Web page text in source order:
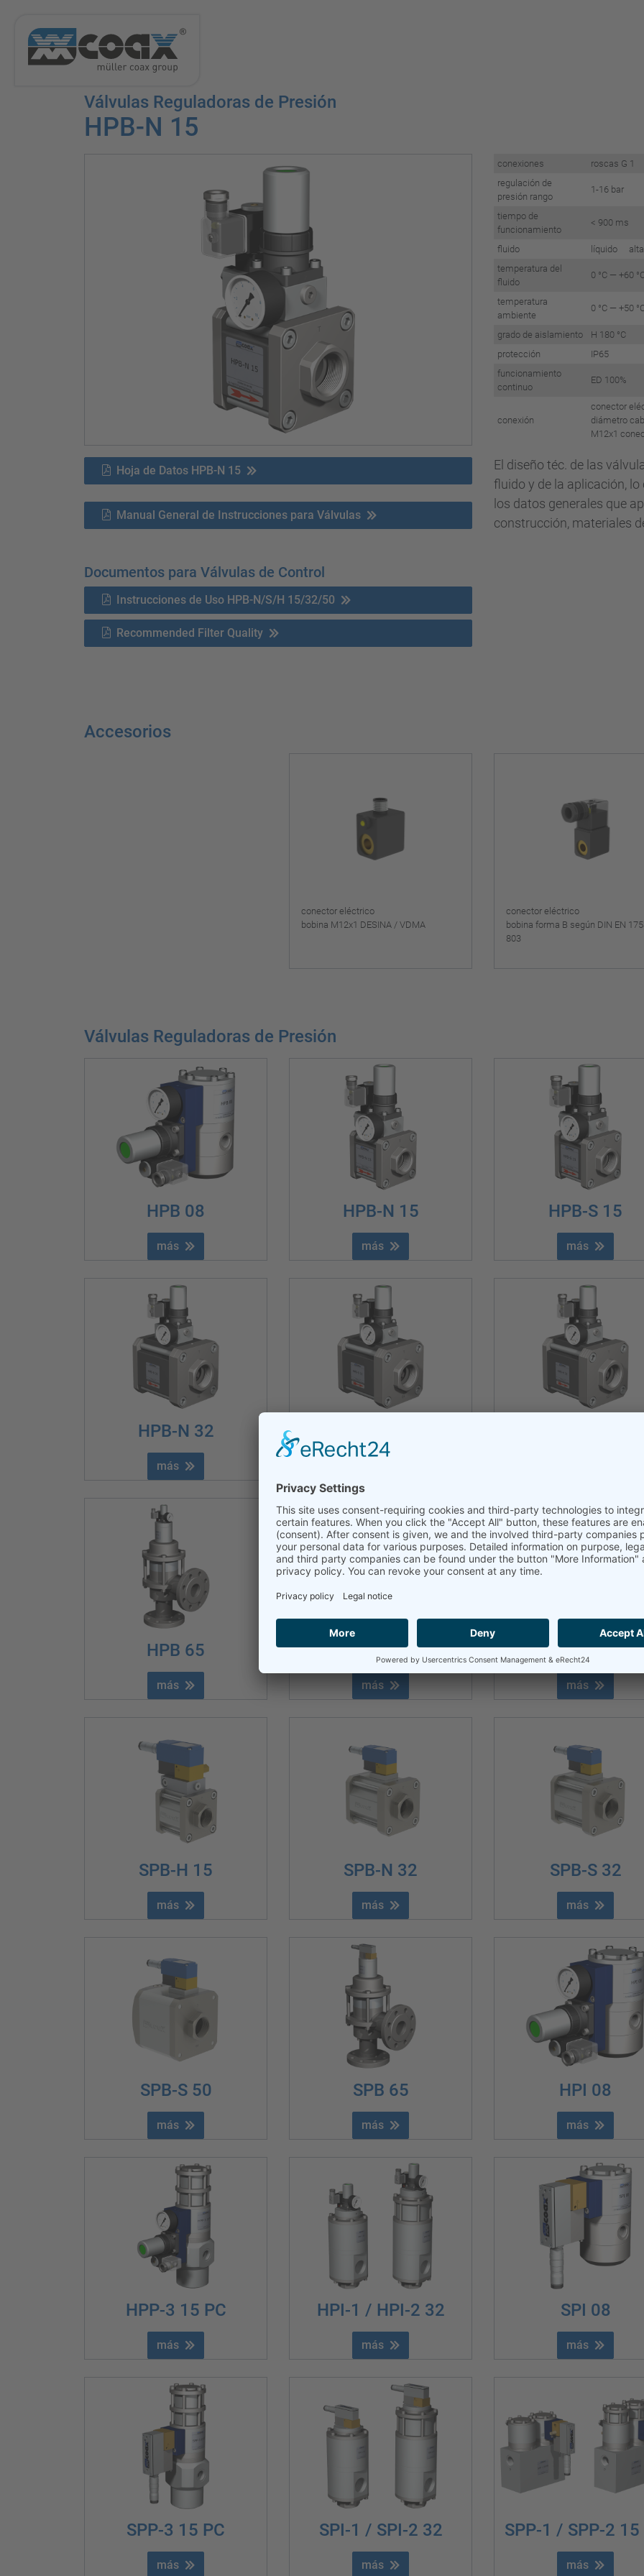
Válvulas Reguladoras de Presión
HPB-N 15
Hoja de Datos HPB-N 15
Manual General de Instrucciones para Válvulas
Documentos para Válvulas de Control
Instrucciones de Uso HPB-N/S/H 15/32/50
Recommended Filter Quality
conexiones
roscas G 1
regulación de
presión rango
1-16 bar
tiempo de
funcionamiento
< 900 ms
fluido
líquido
temperatura del
fluido
0 °C — +60
temperatura
ambiente
0 °C — +50
grado de aislamiento
H 180 °C
protección
IP65
funcionamiento
continuo
ED 100%
conexión
conector
diámetro
M12x1
El diseño téc. de las
fluido y de la aplicación,
los datos generales que
construcción, materiales
Accesorios
conector eléctrico
bobina M12x1 DESINA / VDMA
conector eléctrico
bobina forma B según DIN EN
803
Válvulas Reguladoras de Presión
HPB 08
más
HPB-N 15
más
HPB-S 15
más
HPB-N 32
más
HPB 65
más
SPB 08
más
SPB-N 15
más
SPB-H 15
más
SPB-N 32
más
SPB-S 32
más
SPB-S 50
más
SPB 65
más
HPI 08
más
HPP-3 15 PC
más
HPI-1 / HPI-2 32
más
SPI 08
más
SPP-3 15 PC
más
SPI-1 / SPI-2 32
más
SPP-1 / SPP-2 15
más